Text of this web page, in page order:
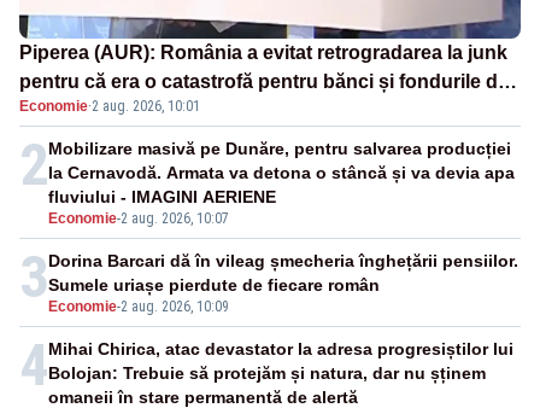
Piperea (AUR): România a evitat retrogradarea la junk
pentru că era o catastrofă pentru bănci și fondurile de
pensii
Economie·2 aug. 2026, 10:01
2
Economie-2 aug. 2026, 10:07
Mobilizare masivă pe Dunăre, pentru salvarea producției
la Cernavodă. Armata va detona o stâncă și va devia apa
fluviului - IMAGINI AERIENE
3Economie-2 aug. 2026, 10:09
Dorina Barcari dă în vileag șmecheria înghețării pensiilor.
Sumele uriașe pierdute de fiecare român
4Mihai Chirica, atac devastator la adresa progresiștilor lui
Bolojan: Trebuie să protejăm și natura, dar nu șținem
omaneii în stare permanentă de alertă